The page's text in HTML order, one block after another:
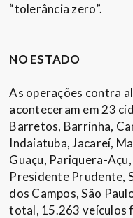
“tolerância zero”.
NO ESTADO
As operações contra
aconteceram em 23
Barretos, Barrinha,
Indaiatuba, Jacareí,
Guaçu, Pariquera-
Presidente Prudente,
dos Campos, São
total, 15.263 veículos